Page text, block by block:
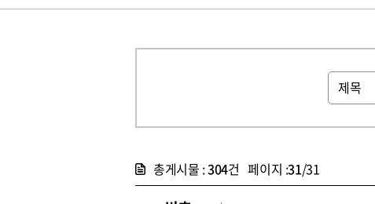
총게시물 :304건 페이지 :31/31